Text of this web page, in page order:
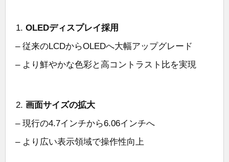
OLEDディスプレイ採用
– 従来のLCDからOLEDへ大幅アップグレード
– より鮮やかな色彩と高コントラスト比を実現
画面サイズの拡大
– 現行の4.7インチから6.06インチへ
– より広い表示領域で操作性向上